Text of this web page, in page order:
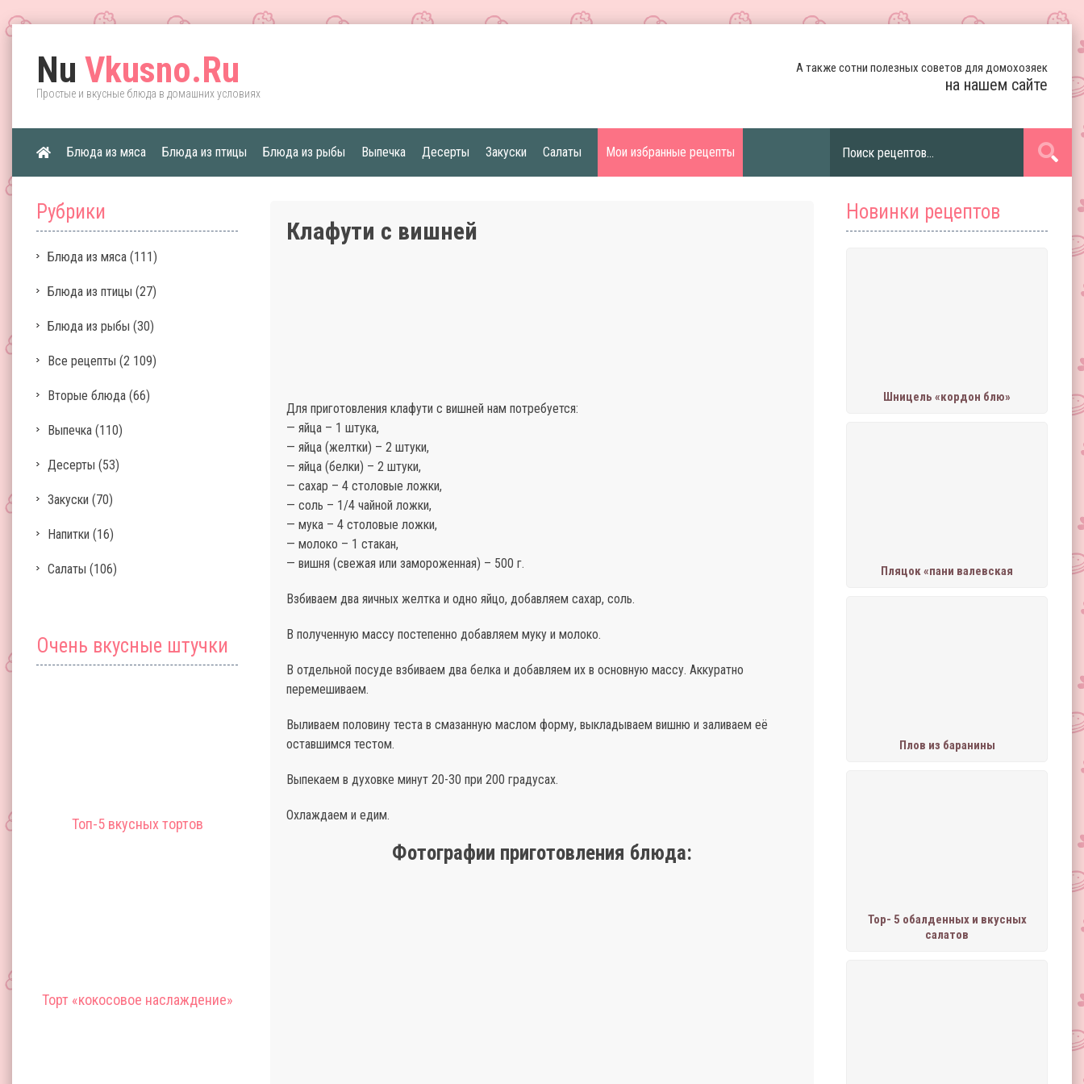
Nu Vkusno.Ru
Простые и вкусные блюда в домашних условиях
А также сотни полезных советов для домохозяек
на нашем сайте
Блюда из мяса Блюда из птицы Блюда из рыбы Выпечка Десерты Закуски Салаты Мои избранные рецепты
Рубрики
Блюда из мяса (111)
Блюда из птицы (27)
Блюда из рыбы (30)
Все рецепты (2 109)
Вторые блюда (66)
Выпечка (110)
Десерты (53)
Закуски (70)
Напитки (16)
Салаты (106)
Очень вкусные штучки
Топ-5 вкусных тортов
Торт «кокосовое наслаждение»
Новинки рецептов
Шницель «кордон блю»
Пляцок «пани валевская
Плов из баранины
Тор- 5 обалденных и вкусных
салатов
Клафути с вишней
Для приготовления клафути с вишней нам потребуется:
— яйца – 1 штука,
— яйца (желтки) – 2 штуки,
— яйца (белки) – 2 штуки,
— сахар – 4 столовые ложки,
— соль – 1/4 чайной ложки,
— мука – 4 столовые ложки,
— молоко – 1 стакан,
— вишня (свежая или замороженная) – 500 г.
Взбиваем два яичных желтка и одно яйцо, добавляем сахар, соль.
В полученную массу постепенно добавляем муку и молоко.
В отдельной посуде взбиваем два белка и добавляем их в основную массу. Аккуратно
перемешиваем.
Выливаем половину теста в смазанную маслом форму, выкладываем вишню и заливаем её
оставшимся тестом.
Выпекаем в духовке минут 20-30 при 200 градусах.
Охлаждаем и едим.
Фотографии приготовления блюда: